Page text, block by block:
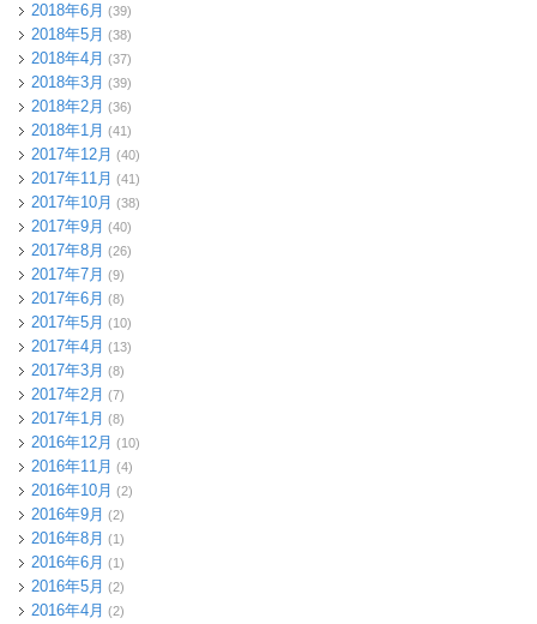
2018年6月 (39)
2018年5月 (38)
2018年4月 (37)
2018年3月 (39)
2018年2月 (36)
2018年1月 (41)
2017年12月 (40)
2017年11月 (41)
2017年10月 (38)
2017年9月 (40)
2017年8月 (26)
2017年7月 (9)
2017年6月 (8)
2017年5月 (10)
2017年4月 (13)
2017年3月 (8)
2017年2月 (7)
2017年1月 (8)
2016年12月 (10)
2016年11月 (4)
2016年10月 (2)
2016年9月 (2)
2016年8月 (1)
2016年6月 (1)
2016年5月 (2)
2016年4月 (2)